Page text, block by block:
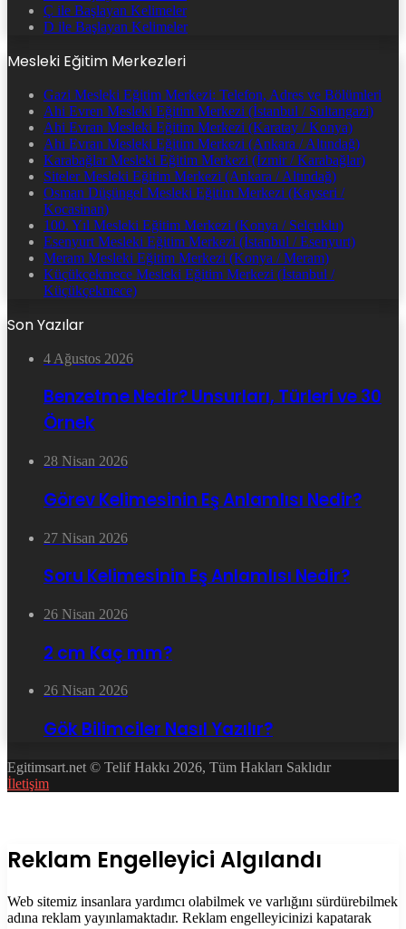
Ç ile Başlayan Kelimeler
D ile Başlayan Kelimeler
Mesleki Eğitim Merkezleri
Gazi Mesleki Eğitim Merkezi: Telefon, Adres ve Bölümleri
Ahi Evren Mesleki Eğitim Merkezi (İstanbul / Sultangazi)
Ahi Evran Mesleki Eğitim Merkezi (Karatay / Konya)
Ahi Evran Mesleki Eğitim Merkezi (Ankara / Altındağ)
Karabağlar Mesleki Eğitim Merkezi (İzmir / Karabağlar)
Siteler Mesleki Eğitim Merkezi (Ankara / Altındağ)
Osman Düşüngel Mesleki Eğitim Merkezi (Kayseri /
Kocasinan)
100. Yıl Mesleki Eğitim Merkezi (Konya / Selçuklu)
Esenyurt Mesleki Eğitim Merkezi (İstanbul / Esenyurt)
Meram Mesleki Eğitim Merkezi (Konya / Meram)
Küçükçekmece Mesleki Eğitim Merkezi (İstanbul /
Küçükçekmece)
Son Yazılar
4 Ağustos 2026
Benzetme Nedir? Unsurları, Türleri ve 30
Örnek
28 Nisan 2026
Görev Kelimesinin Eş Anlamlısı Nedir?
27 Nisan 2026
Soru Kelimesinin Eş Anlamlısı Nedir?
26 Nisan 2026
2 cm Kaç mm?
26 Nisan 2026
Gök Bilimciler Nasıl Yazılır?
Egitimsart.net © Telif Hakkı 2026, Tüm Hakları Saklıdır
İletişim
Kapalı
Reklam Engelleyici Algılandı
Web sitemiz insanlara yardımcı olabilmek ve varlığını sürdürebilmek
adına reklam yayınlamaktadır. Reklam engelleyicinizi kapatarak